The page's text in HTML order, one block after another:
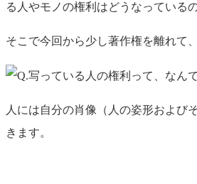
る人やモノの権利はどうなっている
そこで今回から少し著作権を離れて
人には自分の肖像（人の姿形および
きます。